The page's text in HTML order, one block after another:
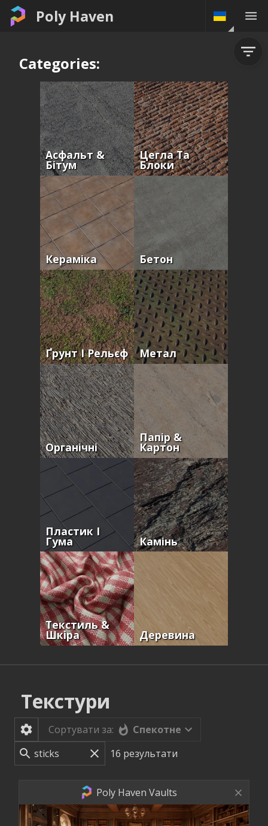
Poly Haven
Categories:
Асфальт &
Бітум
Цегла Та
Блоки
Кераміка Бетон
Ґрунт І Рельєф Метал
Органічні
Папір &
Картон
Пластик І
Гума Камінь
Текстиль &
Шкіра Деревина
Текстури
Сортувати за:
Спекотне
16 результати
Poly Haven Vaults